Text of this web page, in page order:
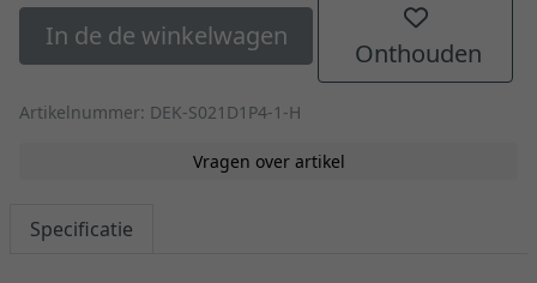
In de de winkelwagen
Onthouden
Artikelnummer: DEK-S021D1P4-1-H
Vragen over artikel
Specificatie